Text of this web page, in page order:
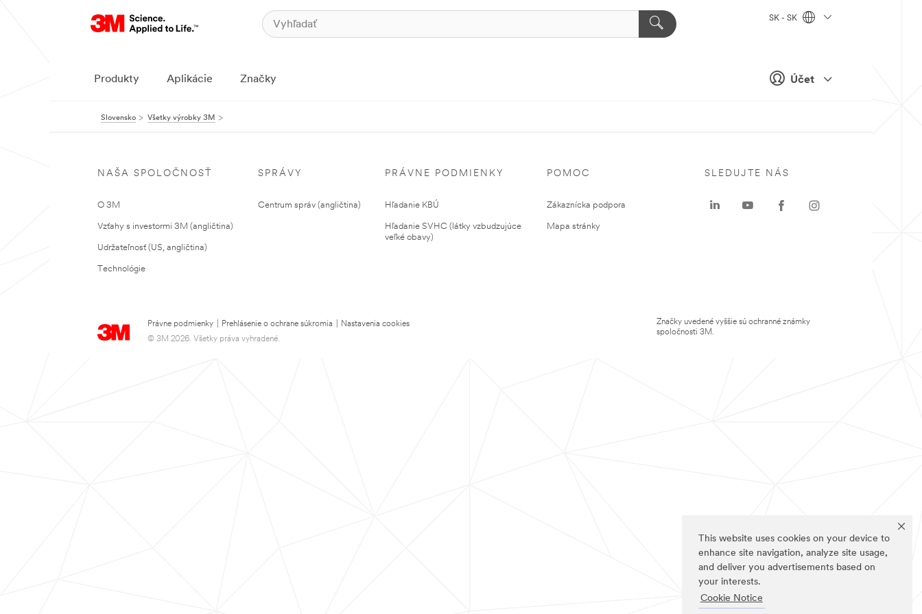
This website uses cookies on your device to
enhance site navigation, analyze site usage,
and deliver you advertisements based on
your interests.
Cookie Notice
Účet
SK - SK
Produkty Aplikácie Značky
Slovensko Všetky výrobky 3M
NAŠA SPOLOČNOSŤ
O 3M
Vzťahy s investormi 3M (angličtina)
Udržateľnosť (US, angličtina)
Technológie
SPRÁVY
Centrum správ (angličtina)
PRÁVNE PODMIENKY
Hľadanie KBÚ
Hľadanie SVHC (látky vzbudzujúce
veľké obavy)
POMOC
Zákaznícka podpora
Mapa stránky
Právne podmienky Prehlásenie o ochrane súkromia
Nastavenia cookies
© 3M 2026. Všetky práva vyhradené.
SLEDUJTE NÁS
Značky uvedené vyššie sú ochranné známky
spoločnosti 3M.